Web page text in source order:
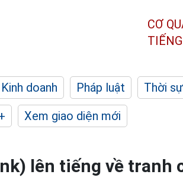
CƠ
Kinh doanh Pháp luật Thời sự
Xem giao diện mới
lên tiếng về tranh